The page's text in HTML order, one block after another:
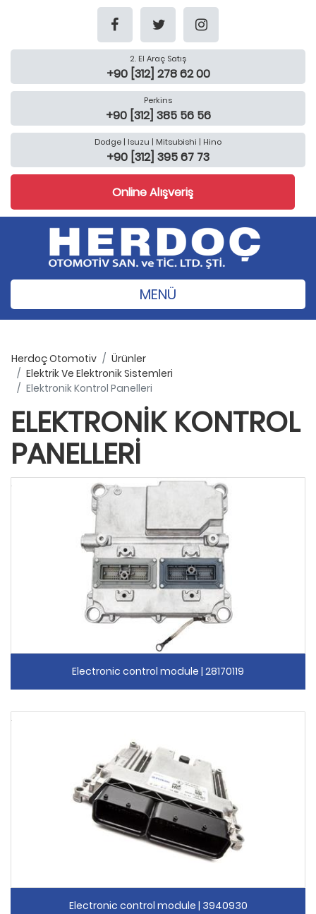
2. El Araç Satış
+90 [312] 278 62 00
Perkins
+90 [312] 385 56 56
Dodge | Isuzu | Mitsubishi | Hino
+90 [312] 395 67 73
Online Alışveriş
MENÜ
Herdoç Otomotiv
Ürünler
Elektrik Ve Elektronik Sistemleri
Elektronik Kontrol Panelleri
ELEKTRONIK KONTROL
PANELLERI
Electronic control module | 28170119
Electronic control module | 3940930